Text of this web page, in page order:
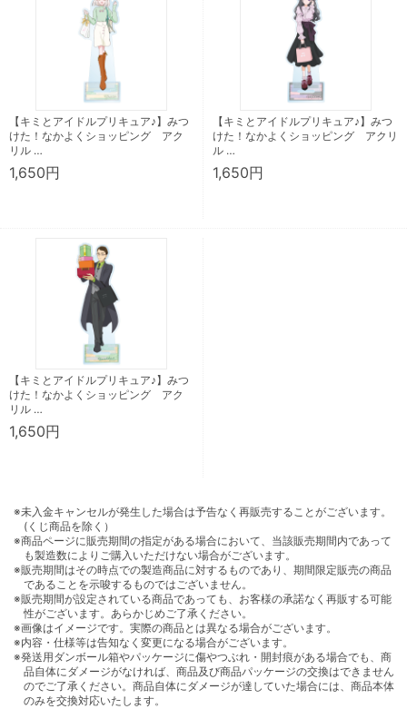
【キミとアイドルプリキュア♪】みつ
けた！なかよくショッピング アク
リル …
1,650円
【キミとアイドルプリキュア♪】みつ
けた！なかよくショッピング アクリ
ル …
1,650円
【キミとアイドルプリキュア♪】みつ
けた！なかよくショッピング アク
リル …
1,650円
※未入金キャンセルが発生した場合は予告なく再販売することがございます。
(くじ商品を除く）
※商品ページに販売期間の指定がある場合において、当該販売期間内であって
も製造数によりご購入いただけない場合がございます。
※販売期間はその時点での製造商品に対するものであり、期間限定販売の商品
であることを示唆するものではございません。
※販売期間が設定されている商品であっても、お客様の承諾なく再販する可能
性がございます。あらかじめご了承ください。
※画像はイメージです。実際の商品とは異なる場合がございます。
※内容・仕様等は告知なく変更になる場合がございます。
※発送用ダンボール箱やパッケージに傷やつぶれ・開封痕がある場合でも、商
品自体にダメージがなければ、商品及び商品パッケージの交換はできません
のでご了承ください。商品自体にダメージが達していた場合には、商品本体
のみを交換対応いたします。